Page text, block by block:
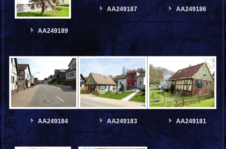
AA249189
AA249187 AA249186
AA249184 AA249183 AA249181